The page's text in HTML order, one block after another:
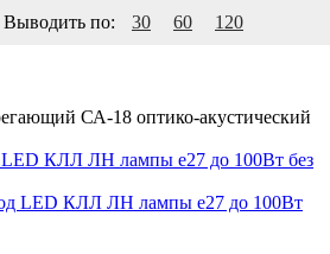
Выводить по:
30 60 120
СА-18 оптико-акустический
КЛЛ ЛН лампы е27 до 100Вт без